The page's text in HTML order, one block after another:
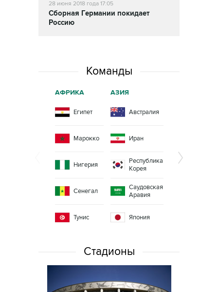
28 июня 2018 года 17:05
Сборная Германии покидает
Россию
Команды
АФРИКА
Египет
Марокко
Нигерия
Сенегал
Тунис
АЗИЯ
Австралия
Иран
Республика
Корея
Саудовская
Аравия
Япония
Стадионы